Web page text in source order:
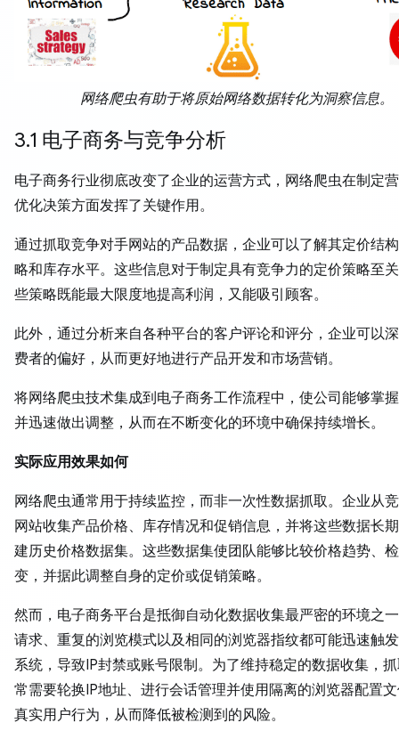
网络爬虫有助于将原始网络数据转化为洞察信息。
3.1 电子商务与竞争分析
电子商务行业彻底改变了企业的运营方式，网络爬虫在制定
优化决策方面发挥了关键作用。
通过抓取竞争对手网站的产品数据，企业可以了解其定价结
略和库存水平。这些信息对于制定具有竞争力的定价策略至
些策略既能最大限度地提高利润，又能吸引顾客。
此外，通过分析来自各种平台的客户评论和评分，企业可以
费者的偏好，从而更好地进行产品开发和市场营销。
将网络爬虫技术集成到电子商务工作流程中，使公司能够掌
并迅速做出调整，从而在不断变化的环境中确保持续增长。
实际应用效果如何
网络爬虫通常用于持续监控，而非一次性数据抓取。企业从
网站收集产品价格、库存情况和促销信息，并将这些数据长
建历史价格数据集。这些数据集使团队能够比较价格趋势、
变，并据此调整自身的定价或促销策略。
然而，电子商务平台是抵御自动化数据收集最严密的环境之
请求、重复的浏览模式以及相同的浏览器指纹都可能迅速触
系统，导致IP封禁或账号限制。为了维持稳定的数据收集，
常需要轮换IP地址、进行会话管理并使用隔离的浏览器配置
真实用户行为，从而降低被检测到的风险。